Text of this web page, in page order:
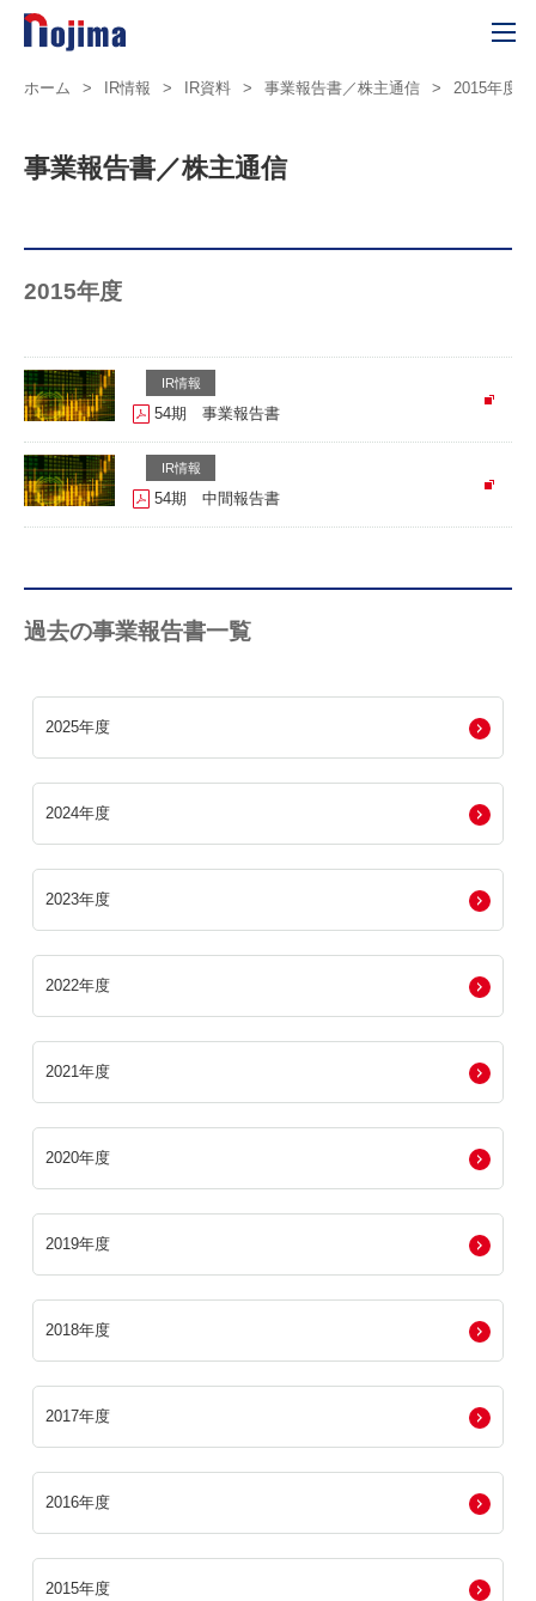
ホーム > IR情報 > IR資料 > 事業報告書／株主通信 > 2015年度
事業報告書／株主通信
2015年度
IR情報
54期 事業報告書
IR情報
54期 中間報告書
過去の事業報告書一覧
2025年度
2024年度
2023年度
2022年度
2021年度
2020年度
2019年度
2018年度
2017年度
2016年度
2015年度